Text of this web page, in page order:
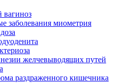
вагиноз
заболевания миометрия
желчевыводящих путей
раздраженного кишечника